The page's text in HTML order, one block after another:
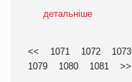
детальніше
<< 1071 1072 1073
1079
1080 1081 >>